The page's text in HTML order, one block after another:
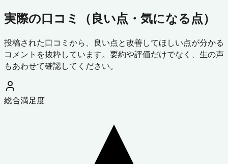
実際の口コミ（良い点・気になる点）
投稿された口コミから、良い点と改善してほしい点が分かる
コメントを抜粋しています。要約や評価だけでなく、生の声
もあわせて確認してください。
総合満足度